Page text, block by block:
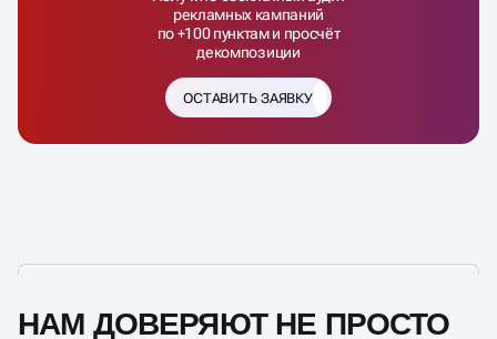
Получите бесплатный аудит
рекламных кампаний